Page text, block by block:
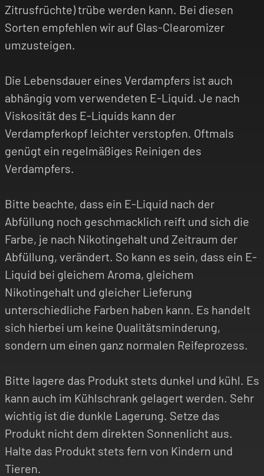
Zitrusfrüchte) trübe werden kann. Bei diesen
Sorten empfehlen wir auf Glas-Clearomizer
umzusteigen.
Die Lebensdauer eines Verdampfers ist auch
abhängig vom verwendeten E-Liquid. Je nach
Viskosität des E-Liquids kann der
Verdampferkopf leichter verstopfen. Oftmals
genügt ein regelmäßiges Reinigen des
Verdampfers.
Bitte beachte, dass ein E-Liquid nach der
Abfüllung noch geschmacklich reift und sich die
Farbe, je nach Nikotingehalt und Zeitraum der
Abfüllung, verändert. So kann es sein, dass ein E-
Liquid bei gleichem Aroma, gleichem
Nikotingehalt und gleicher Lieferung
unterschiedliche Farben haben kann. Es handelt
sich hierbei um keine Qualitätsminderung,
sondern um einen ganz normalen Reifeprozess.
Bitte lagere das Produkt stets dunkel und kühl. Es
kann auch im Kühlschrank gelagert werden. Sehr
wichtig ist die dunkle Lagerung. Setze das
Produkt nicht dem direkten Sonnenlicht aus.
Halte das Produkt stets fern von Kindern und
Tieren.